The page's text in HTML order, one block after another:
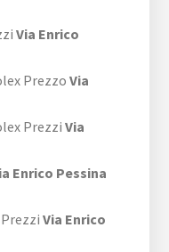
Via Enrico
PrezzoVia
Prezzi Via
Enrico Pessina
Via Enrico